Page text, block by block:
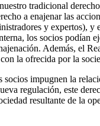
tradicional
a enajenar las
y expertos),
los socios podían
Además, el
la ofrecida por la
impugnen la
regulación, este
resultante de la